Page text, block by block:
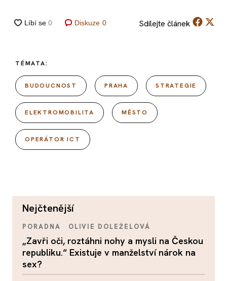
Diskuze 0 Sdílejte článek
TÉMATA:
BUDOUCNOST PRAHA STRATEGIE
ELEKTROMOBILITA MĚSTO
OPERÁTOR ICT
nejčtenější
PORADNA OLIVIE DOLEŽELOVÁ
„Zavři oči, roztáhni nohy a mysli na Českou
republiku.“ Existuje v manželství nárok na
sex?